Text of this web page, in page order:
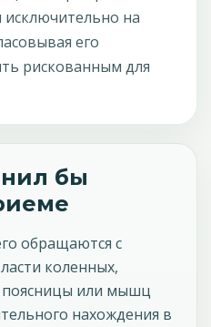
исключительно на
его
рискованным для
бы
обращаются с
коленных,
поясницы или мышц
нахождения в